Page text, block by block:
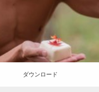
ダウンロード